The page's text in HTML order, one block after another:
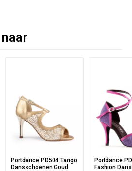
Portdance PD504 Tango
Dansschoenen Goud
Portdance
Fashion